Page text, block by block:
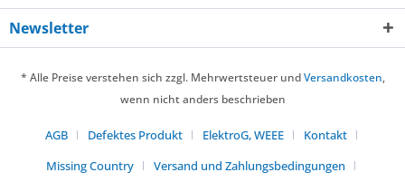
Newsletter
* Alle Preise verstehen sich zzgl. Mehrwertsteuer undVersandkosten,
wenn nicht anders beschrieben
AGB Defektes Produkt ElektroG, WEEE
Kontakt
Missing Country
Versand und Zahlungsbedingungen